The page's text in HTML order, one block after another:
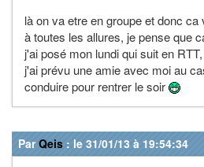
là on va etre en groupe et donc
à toutes les allures, je pense que
j'ai posé mon lundi qui suit en
j'ai prévu une amie avec moi au
conduire pour rentrer le soir
ParQeis : le 31/01/13 à 19:54:34